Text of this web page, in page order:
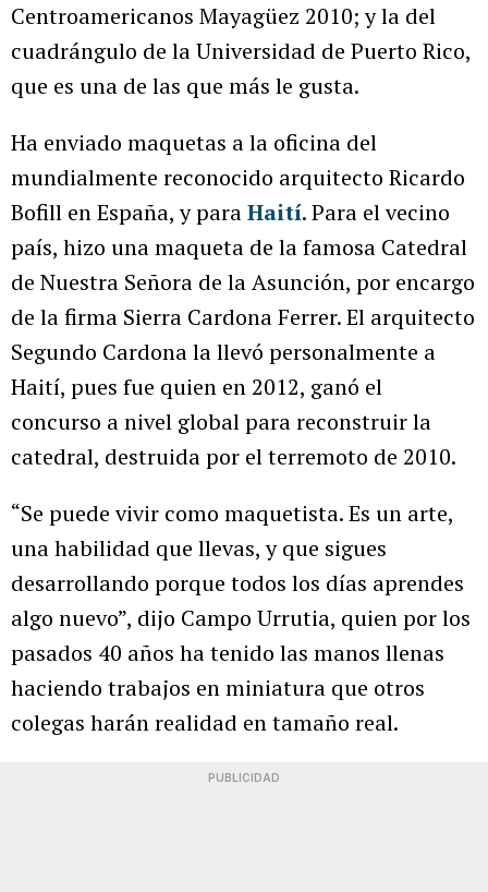
Centroamericanos Mayagüez 2010; y la del
cuadrángulo de la Universidad de Puerto Rico,
que es una de las que más le gusta.
Ha enviado maquetas a la oficina del
mundialmente reconocido arquitecto Ricardo
Bofill en España, y paraHaití. Para el vecino
país, hizo una maqueta de la famosa Catedral
de Nuestra Señora de la Asunción, por encargo
de la firma Sierra Cardona Ferrer. El arquitecto
Segundo Cardona la llevó personalmente a
Haití, pues fue quien en 2012, ganó el
concurso a nivel global para reconstruir la
catedral, destruida por el terremoto de 2010.
“Se puede vivir como maquetista. Es un arte,
una habilidad que llevas, y que sigues
desarrollando porque todos los días aprendes
algo nuevo”, dijo Campo Urrutia, quien por los
pasados 40 años ha tenido las manos llenas
haciendo trabajos en miniatura que otros
colegas harán realidad en tamaño real.
PUBLICIDAD